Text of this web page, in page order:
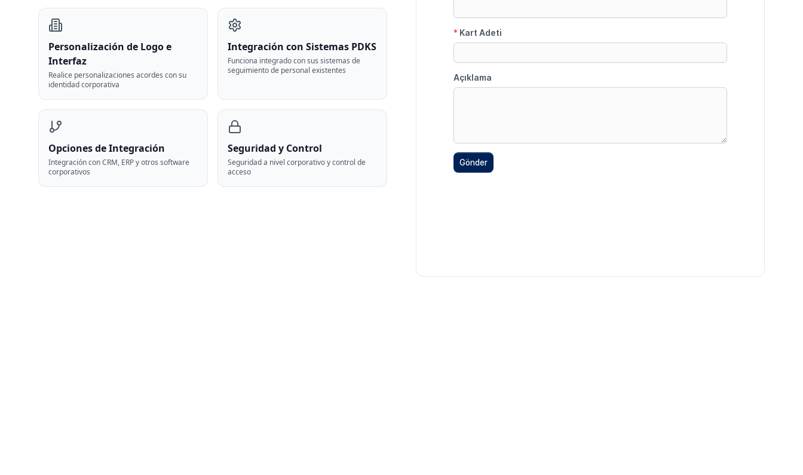
Personalización de Logo e
Interfaz
Realice personalizaciones acordes con su
identidad corporativa
Integración con Sistemas PDKS
Funciona integrado con sus sistemas de
seguimiento de personal existentes
Opciones de Integración
Integración con CRM, ERP y otros software
corporativos
Seguridad y Control
Seguridad a nivel corporativo y control de
acceso